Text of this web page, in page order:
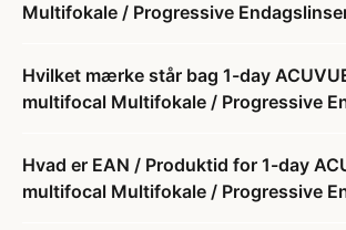
Multifokale / Progressive
Hvilket mærke står bag 1-day
multifocal Multifokale / Progressive
Hvad er EAN / Produktid for 1-day
multifocal Multifokale / Progressive